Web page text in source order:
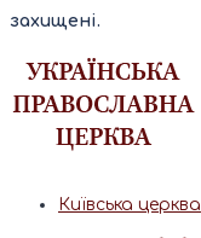
захищені.
Київська церква